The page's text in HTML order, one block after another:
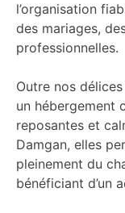
l’organisation
des mariages,
professionnelles.
Outre nos
un hébergement
reposantes et
Damgan, elles
pleinement du
bénéficiant d’un